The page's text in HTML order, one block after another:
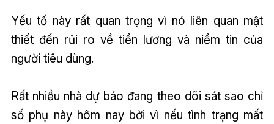
Yếu tố này rất quan trọng vì nó liên quan mật
thiết đến rủi ro về tiền lương và niềm tin của
người tiêu dùng.
Rất nhiều nhà dự báo đang theo dõi sát sao chỉ
số phụ này hôm nay bởi vì nếu tình trạng mất